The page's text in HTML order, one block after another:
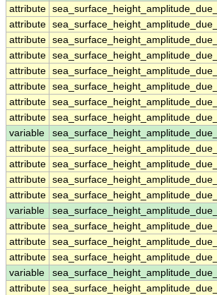
attribute
attribute
attribute
attribute
attribute
attribute
attribute
attribute
variable
attribute
attribute
attribute
attribute
variable
attribute
attribute
attribute
variable
attribute